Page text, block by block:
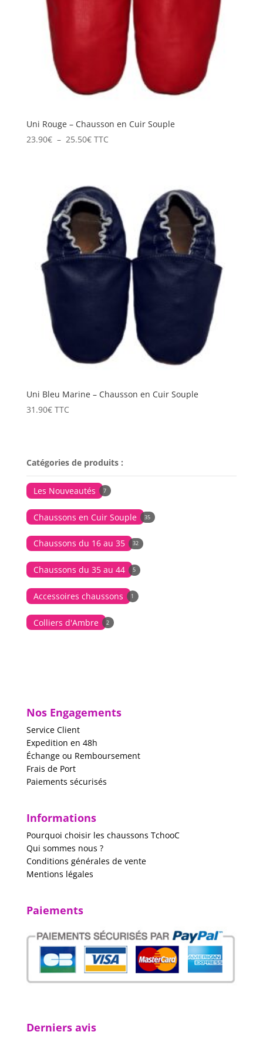
Uni Rouge – Chausson en Cuir Souple
23.90€ – 25.50€Plage
à
25.50€
TTC
Uni Bleu Marine – Chausson en Cuir Souple
31.90€ TTC
Catégories de produits :
Les Nouveautés 7
Chaussons en Cuir Souple 35
Chaussons du 16 au 35 32
Chaussons du 35 au 44 5
Accessoires chaussons 1
Colliers d'Ambre 2
Nos Engagements
Service Client
Expedition en 48h
Échange ou Remboursement
Frais de Port
Paiements sécurisés
Informations
Pourquoi choisir les chaussons TchooC
Qui sommes nous ?
Conditions générales de vente
Mentions légales
Paiements
Derniers avis